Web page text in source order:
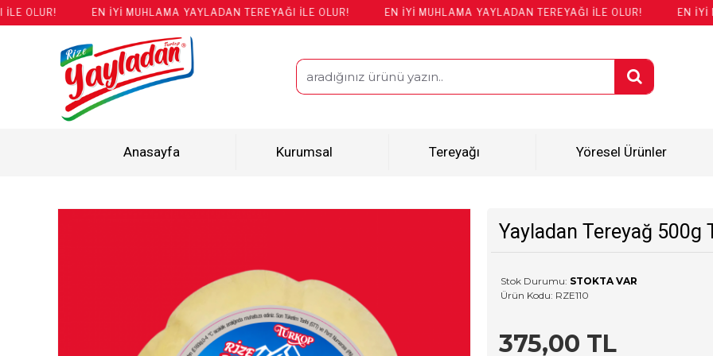
EN İYİ MUHLAMA YAYLADAN TEREYAĞI İLE OLUR! EN İYİ MUHLAMA YAYLADAN TEREYAĞI İLE OLUR! EN İYİ
Anasayfa Kurumsal Tereyağı Yöresel Ürünler
Yayladan Tereyağ 500g
Stok Durumu: STOKTA VAR
Ürün Kodu: RZE110
375,00 TL